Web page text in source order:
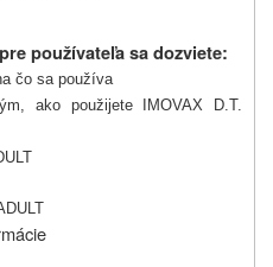
používateľa sa dozviete:
čo sa používa
ako použijete IMOVAX D.T.